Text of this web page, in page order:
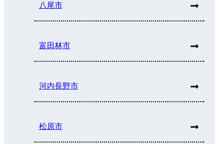
八尾市
富田林市
河内長野市
松原市